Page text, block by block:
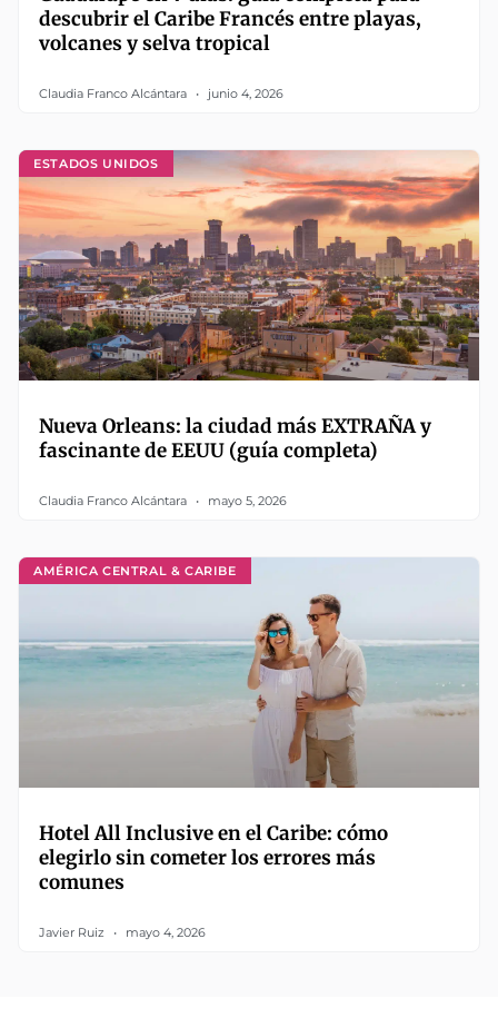
descubrir el Caribe Francés entre playas,
volcanes y selva tropical
Claudia Franco Alcántara junio 4, 2026
ESTADOS UNIDOS
Nueva Orleans: la ciudad más EXTRAÑA y
fascinante de EEUU (guía completa)
Claudia Franco Alcántara mayo 5, 2026
AMÉRICA CENTRAL & CARIBE
Hotel All Inclusive en el Caribe: cómo
elegirlo sin cometer los errores más
comunes
Javier Ruiz mayo 4, 2026